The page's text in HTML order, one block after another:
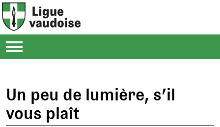
Un peu de lumière, s’il
vous plaît